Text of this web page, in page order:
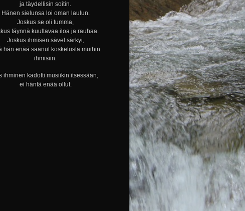
ja täydellisin soitin.
Hänen sielunsa loi oman laulun.
Joskus se oli tumma,
täynnä kuultavaa iloa ja rauhaa.
Joskus ihmisen sävel särkyi,
hän enää saanut kosketusta muihin
ihmisiin.
ihminen kadotti musiikin itsessään,
ei häntä enää ollut.